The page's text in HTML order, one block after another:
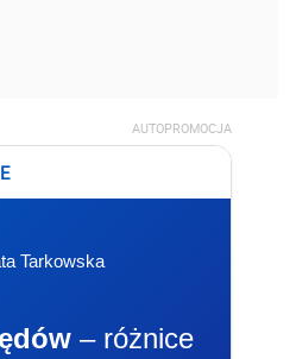
AUTOPROMOCJA
Tarkowska
– różnice